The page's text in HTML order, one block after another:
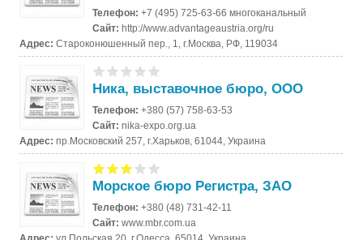
Телефон:+7 (495) 725-63-66 многоканальный
Сайт:http://www.advantageaustria.org/ru
Адрес:Староконюшенный пер., 1, г.Москва, РФ, 119034
Ника, выставочное бюро, ООО
Телефон:+380 (57) 758-63-53
Сайт:nika-expo.org.ua
Адрес:пр.Московский 257, г.Харьков, 61044, Украина
Морское бюро Регистра, ЗАО
Телефон:+380 (48) 731-42-11
Сайт:www.mbr.com.ua